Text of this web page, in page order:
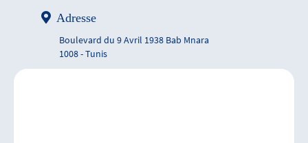
Adresse
Boulevard du 9 Avril 1938 Bab Mnara
1008 - Tunis